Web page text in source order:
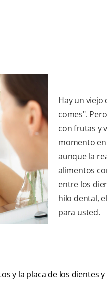
Hay un viejo
comes".
con frutas y
momento
aunque la
alimentos
entre los
hilo dental,
para usted.
y la placa de los dientes